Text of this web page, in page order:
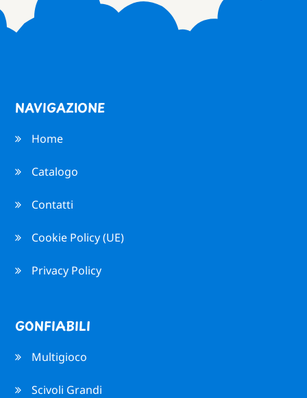
NAVIGAZIONE
Home
Catalogo
Contatti
Cookie Policy (UE)
Privacy Policy
GONFIABILI
Multigioco
Scivoli Grandi